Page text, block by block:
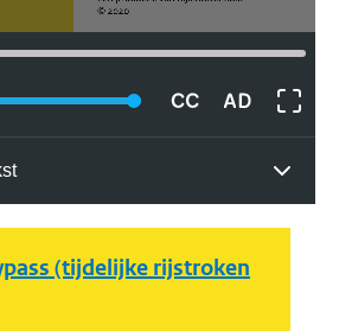
(tijdelijke rijstroken